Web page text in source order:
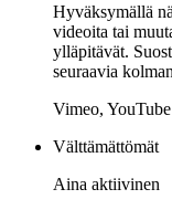
Hyväksymällä
videoita tai
ylläpitävät.
seuraavia
Vimeo, YouTube
Välttämättömät
Aina aktiivinen